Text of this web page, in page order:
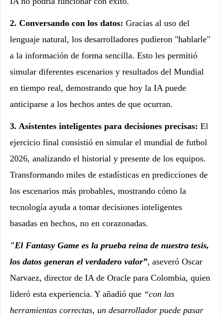
2. Conversando con los datos: Gracias al uso del
lenguaje natural, los desarrolladores pudieron "hablarle"
a la información de forma sencilla. Esto les permitió
simular diferentes escenarios y resultados del Mundial
en tiempo real, demostrando que hoy la IA puede
anticiparse a los hechos antes de que ocurran.
3. Asistentes inteligentes para decisiones precisas: El
ejercicio final consistió en simular el mundial de futbol
2026, analizando el historial y presente de los equipos.
Transformando miles de estadísticas en predicciones de
los escenarios más probables, mostrando cómo la
tecnología ayuda a tomar decisiones inteligentes
basadas en hechos, no en corazonadas.
"El Fantasy Game es la prueba reina de nuestra tesis,
los datos generan el verdadero valor”, aseveró Oscar
Narvaez, director de IA de Oracle para Colombia, quien
lideró esta experiencia. Y añadió que “con las
herramientas correctas, un desarrollador puede pasar